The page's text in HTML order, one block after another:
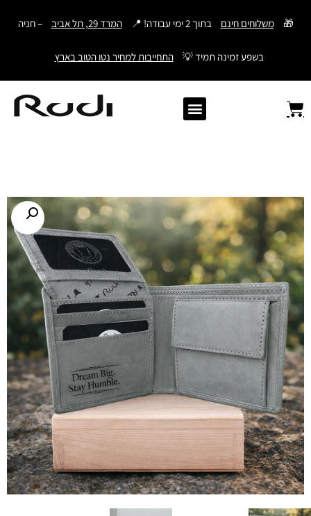
דילוג
🎁 משלוחים חינם בתוך 2 ימי עבודה! 📍 המרד 29, תל אביב – חניה
בשפע זמינה תמיד 💡 התחייבות למחיר נטו הטוב בארץ